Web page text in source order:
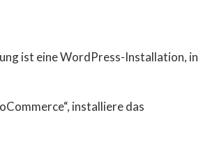
ist eine WordPress-Installation, in
installiere das